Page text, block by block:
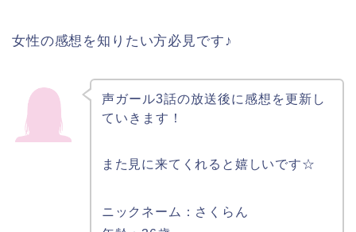
女性の感想を知りたい方必見です♪
声ガール3話の放送後に感想を更新し
ていきます！
また見に来てくれると嬉しいです☆
ニックネーム：さくらん